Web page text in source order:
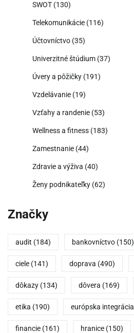
SWOT (130)
Telekomunikácie (116)
Účtovníctvo (35)
Univerzitné štúdium (37)
Úvery a pôžičky (191)
Vzdelávanie (19)
Vzťahy a randenie (53)
Wellness a fitness (183)
Zamestnanie (44)
Zdravie a výživa (40)
Ženy podnikateľky (62)
Značky
audit (184) bankovníctvo (150)
ciele (141) doprava (490)
dôkazy (134) dôvera (169)
etika (190) európska integrácia
financie (161) hranice (150)